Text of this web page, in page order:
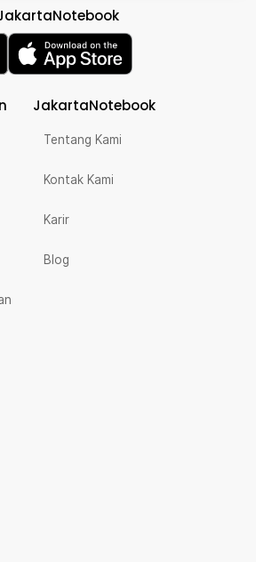
JakartaNotebook
Tentang Kami
Kontak Kami
Karir
Blog